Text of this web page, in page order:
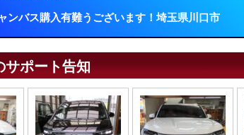
バス購入有難うございます！埼玉県川口市
サポート告知